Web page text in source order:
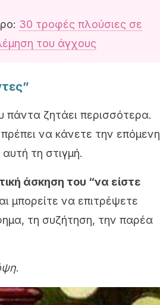
30 τροφές πλούσιες σε
του άγχους
ζητάει περισσότερα.
να κάνετε την επόμενη
τη στιγμή.
άσκηση του “να είστε
μπορείτε να επιτρέψετε
τη συζήτηση, την παρέα
.